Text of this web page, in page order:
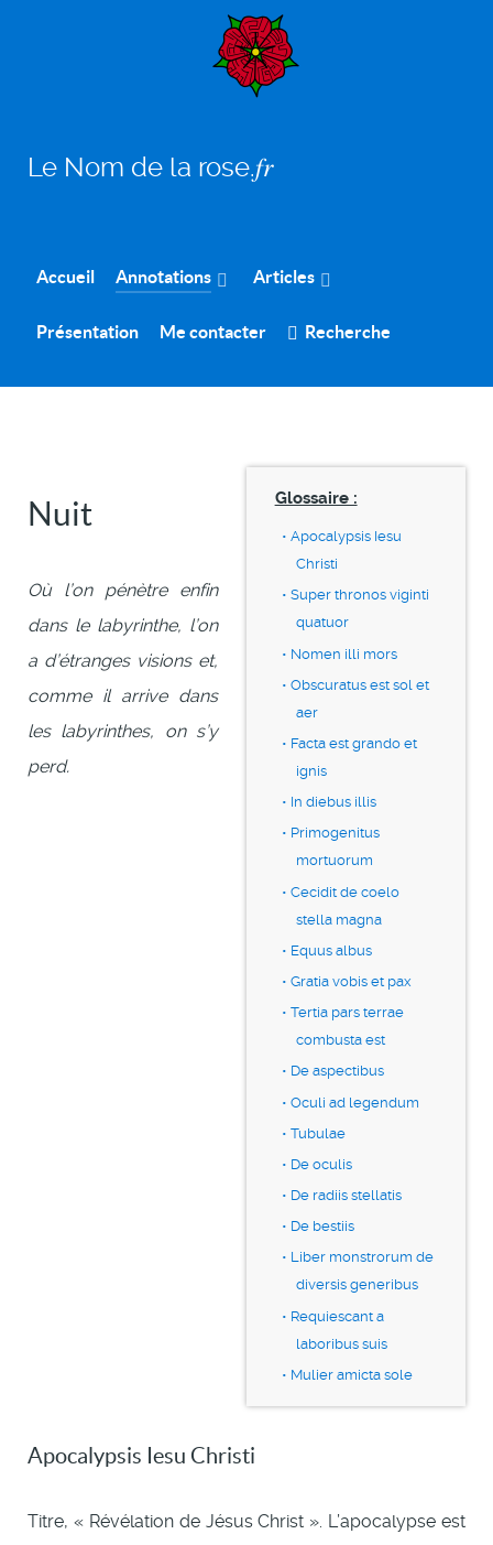
Le Nom de la rose.𝑓𝑟
Accueil Annotations Articles
Présentation Me contacter Recherche
Glossaire :
Apocalypsis Iesu
Christi
Super thronos viginti
quatuor
Nomen illi mors
Obscuratus est sol et
aer
Facta est grando et
ignis
In diebus illis
Primogenitus
mortuorum
Cecidit de coelo
stella magna
Equus albus
Gratia vobis et pax
Tertia pars terrae
combusta est
De aspectibus
Oculi ad legendum
Tubulae
De oculis
De radiis stellatis
De bestiis
Liber monstrorum de
diversis generibus
Requiescant a
laboribus suis
Mulier amicta sole
Nuit
Où l’on pénètre enfin
dans le labyrinthe, l’on
a d’étranges visions et,
comme il arrive dans
les labyrinthes, on s’y
perd.
Apocalypsis Iesu Christi
Titre, « Révélation de Jésus Christ ». L’apocalypse est